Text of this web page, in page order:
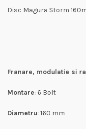
Disc Magura Storm
Franare, modulatie si
Montare: 6 Bolt
Diametru: 160 mm